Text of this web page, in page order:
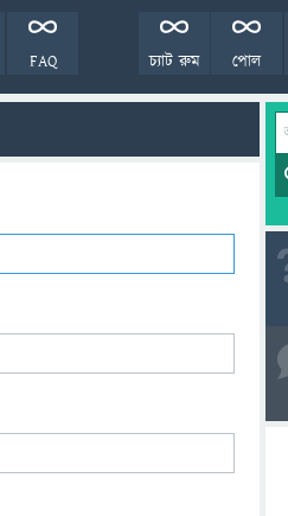
FAQ পোল
চ্যাট রুম